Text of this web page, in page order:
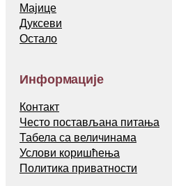
Мајице
Дуксеви
Остало
Информације
Контакт
Често постављана питања
Табела са величинама
Услови коришћења
Политика приватности